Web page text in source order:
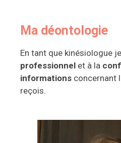
Ma déontologie
En tant que kinésiologue
professionnel et à la
informations concernant
reçois.